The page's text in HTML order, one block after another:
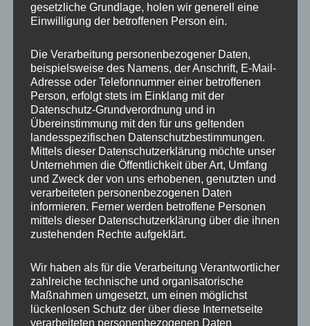
Hinweis
Lochzahl
Mittellochbohrung 74,1 mm
Nabenbohrung 74.1
PCD 114.3 mm
Traglast 980
Ähnliche Produkte
gesetzliche Grundlage, holen wir generell eine
Einwilligung der betroffenen Person ein.
Die Verarbeitung personenbezogener Daten,
beispielsweise des Namens, der Anschrift, E-Mail-
Adresse oder Telefonnummer einer betroffenen
Person, erfolgt stets im Einklang mit der
Datenschutz-Grundverordnung und in
Übereinstimmung mit den für uns geltenden
landesspezifischen Datenschutzbestimmungen.
Mittels dieser Datenschutzerklärung möchte unser
Unternehmen die Öffentlichkeit über Art, Umfang
und Zweck der von uns erhobenen, genutzten und
verarbeiteten personenbezogenen Daten
informieren. Ferner werden betroffene Personen
mittels dieser Datenschutzerklärung über die ihnen
zustehenden Rechte aufgeklärt.
Wir haben als für die Verarbeitung Verantwortlicher
zahlreiche technische und organisatorische
Maßnahmen umgesetzt, um einen möglichst
lückenlosen Schutz der über diese Internetseite
verarbeiteten personenbezogenen Daten